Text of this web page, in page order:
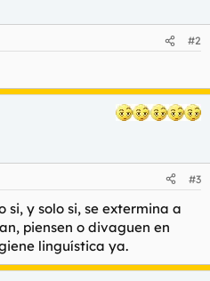
#2
#3
y solo si, se extermina a
piensen o divaguen en
linguística ya.